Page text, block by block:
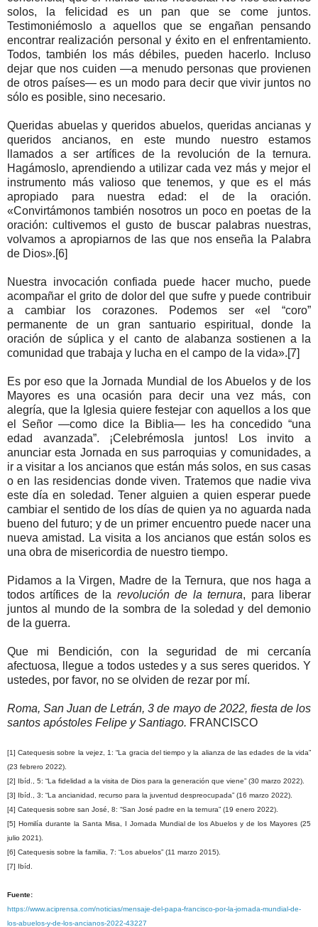
solos, la felicidad es un pan que se come juntos.
Testimoniémoslo a aquellos que se engañan pensando
encontrar realización personal y éxito en el enfrentamiento.
Todos, también los más débiles, pueden hacerlo. Incluso
dejar que nos cuiden —a menudo personas que provienen
de otros países— es un modo para decir que vivir juntos no
sólo es posible, sino necesario.
Queridas abuelas y queridos abuelos, queridas ancianas y
queridos ancianos, en este mundo nuestro estamos
llamados a ser artífices de la revolución de la ternura.
Hagámoslo, aprendiendo a utilizar cada vez más y mejor el
instrumento más valioso que tenemos, y que es el más
apropiado para nuestra edad: el de la oración.
«Convirtámonos también nosotros un poco en poetas de la
oración: cultivemos el gusto de buscar palabras nuestras,
volvamos a apropiarnos de las que nos enseña la Palabra
de Dios».[6]
Nuestra invocación confiada puede hacer mucho, puede
acompañar el grito de dolor del que sufre y puede contribuir
a cambiar los corazones. Podemos ser «el “coro”
permanente de un gran santuario espiritual, donde la
oración de súplica y el canto de alabanza sostienen a la
comunidad que trabaja y lucha en el campo de la vida».[7]
Es por eso que la Jornada Mundial de los Abuelos y de los
Mayores es una ocasión para decir una vez más, con
alegría, que la Iglesia quiere festejar con aquellos a los que
el Señor —como dice la Biblia— les ha concedido “una
edad avanzada”. ¡Celebrémosla juntos! Los invito a
anunciar esta Jornada en sus parroquias y comunidades, a
ir a visitar a los ancianos que están más solos, en sus casas
o en las residencias donde viven. Tratemos que nadie viva
este día en soledad. Tener alguien a quien esperar puede
cambiar el sentido de los días de quien ya no aguarda nada
bueno del futuro; y de un primer encuentro puede nacer una
nueva amistad. La visita a los ancianos que están solos es
una obra de misericordia de nuestro tiempo.
Pidamos a la Virgen, Madre de la Ternura, que nos haga a
todos artífices de la revolución de la ternura, para liberar
juntos al mundo de la sombra de la soledad y del demonio
de la guerra.
Que mi Bendición, con la seguridad de mi cercanía
afectuosa, llegue a todos ustedes y a sus seres queridos. Y
ustedes, por favor, no se olviden de rezar por mí.
Roma, San Juan de Letrán, 3 de mayo de 2022, fiesta de los
santos apóstoles Felipe y Santiago. FRANCISCO
[1] Catequesis sobre la vejez, 1: “La gracia del tiempo y la alianza de las edades de la vida”
(23 febrero 2022).
[2] Ibíd., 5: “La fidelidad a la visita de Dios para la generación que viene” (30 marzo 2022).
[3] Ibíd., 3: “La ancianidad, recurso para la juventud despreocupada” (16 marzo 2022).
[4] Catequesis sobre san José, 8: “San José padre en la ternura” (19 enero 2022).
[5] Homilía durante la Santa Misa, I Jornada Mundial de los Abuelos y de los Mayores (25
julio 2021).
[6] Catequesis sobre la familia, 7: “Los abuelos” (11 marzo 2015).
[7] Ibíd.
Fuente:
https://www.aciprensa.com/noticias/mensaje-del-papa-francisco-por-la-jornada-mundial-de-
los-abuelos-y-de-los-ancianos-2022-43227